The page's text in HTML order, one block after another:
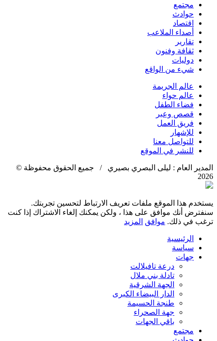
مجتمع
حوادث
اقتصاد
أصداء الملاعب
تقارير
ثقافة وفنون
دوليات
شيء من الواقع
عالم الجريمة
عالم حواء
فضاء الطفل
قصص وعبر
فريق العمل
للإشهار
للتواصل معنا
للنشر في الموقع
المدير العام : ليلى البصري بصيري / جميع الحقوق محفوظة ©
2026
يستخدم هذا الموقع ملفات تعريف الارتباط لتحسين تجربتك.
سنفترض أنك موافق على هذا ، ولكن يمكنك إلغاء الاشتراك إذا كنت
ترغب في ذلك. موافق المزيد
الرئيسية
سياسة
جهات
درعة تافيلالت
تادلة بني ملال
الجهة الشرقية
الدار البيضاء الكبرى
طنجة الحسيمة
جهة الصحراء
باقي الجهات
مجتمع